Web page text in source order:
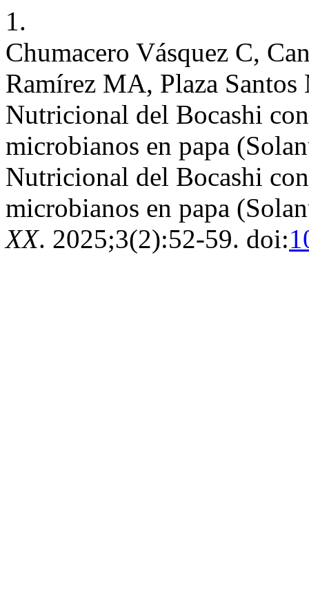
1.
Chumacero Vásquez C,
Ramírez MA, Plaza
Nutricional del Bocashi
microbianos en papa
Nutricional del Bocashi
microbianos en papa
XX. 2025;3(2):52-59. doi: